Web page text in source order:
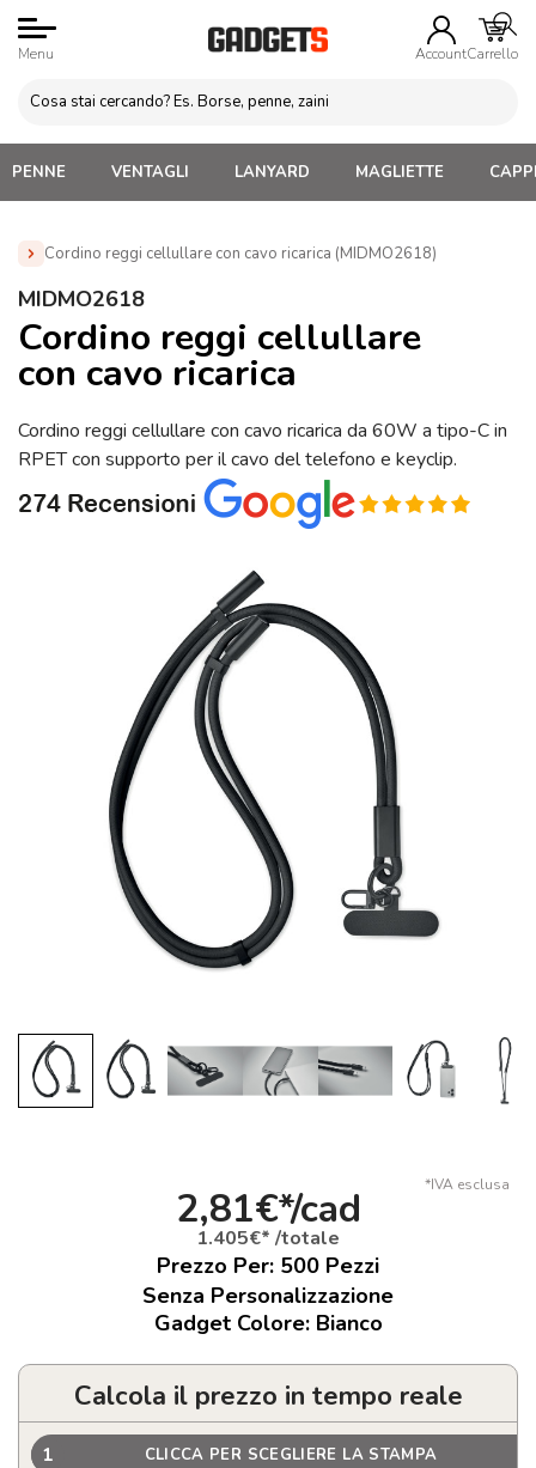
Menu AccountCarrello
PENNE VENTAGLI LANYARD MAGLIETTE
Cordino reggi cellullare con cavo ricarica (MIDMO2618)
Home » Gadget per Cellulare Personalizzati
cavo ricarica (MIDMO2618)
MIDMO2618
Cordino reggi cellullare
con cavo ricarica
Cordino reggi cellullare con cavo ricarica da 60W a tipo-C in
RPET con supporto per il cavo del telefono e keyclip.
*IVA esclusa
2,81€*/cad
1.405€* /totale
Prezzo Per: 500 Pezzi
Senza Personalizzazione
Gadget Colore: Bianco
Calcola il prezzo in tempo reale
1 CLICCA PER SCEGLIERE LA STAMPA